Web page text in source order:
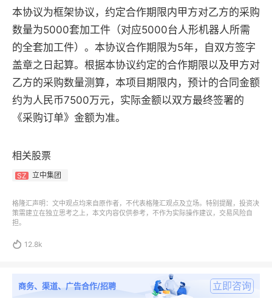
本协议为框架协议，约定合作期限内甲方对乙方的采购
数量为5000套加工件（对应5000台人形机器人所需
的全套加工件）。本协议合作期限为5年，自双方签字
盖章之日起算。 根据本协议约定的合作期限以及甲方对
乙方的采购数量测算，本项目期限内，预计的合同金额
约为人民币7500万元，实际金额以双方最终签署的
《采购订单》金额为准。
相关股票
SZ 立中集团
格隆汇声明：文中观点均来自原作者，不代表格隆汇观点及立场。特别提醒，投资决
策需建立在独立思考之上，本文内容仅供参考，不作为实际操作建议，交易风险自
担。
 12.8k
商务、渠道、广告合作/招聘 立即咨询